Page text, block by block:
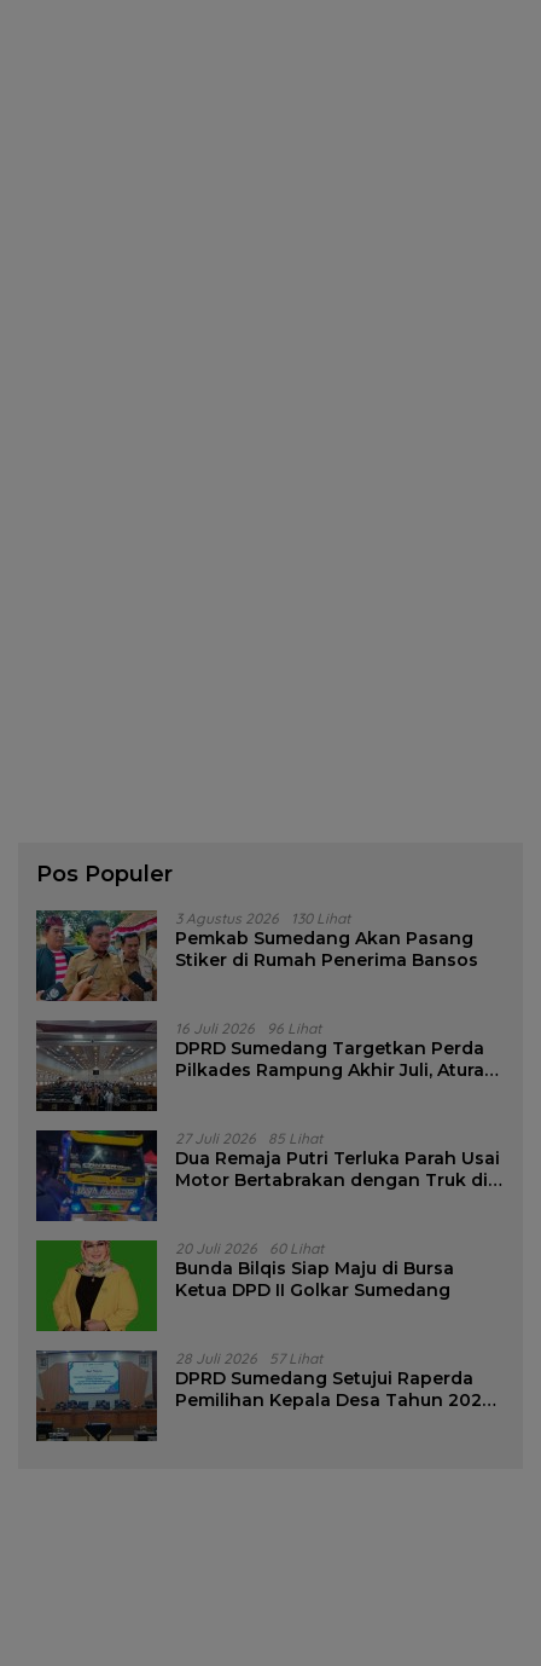
Pos Populer
3 Agustus 2026 130 Lihat
Pemkab Sumedang Akan Pasang
Stiker di Rumah Penerima Bansos
16 Juli 2026 96 Lihat
DPRD Sumedang Targetkan Perda
Pilkades Rampung Akhir Juli, Aturan
27 Juli 2026 85 Lihat
Dua Remaja Putri Terluka Parah Usai
Motor Bertabrakan dengan Truk di
20 Juli 2026 60 Lihat
Bunda Bilqis Siap Maju di Bursa
Ketua DPD II Golkar Sumedang
28 Juli 2026 57 Lihat
DPRD Sumedang Setujui Raperda
Pemilihan Kepala Desa Tahun 2026